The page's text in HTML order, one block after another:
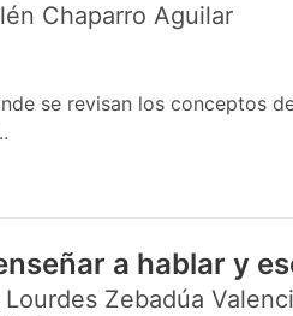
Chaparro Aguilar
se revisan los conceptos
a hablar y
Zebadúa